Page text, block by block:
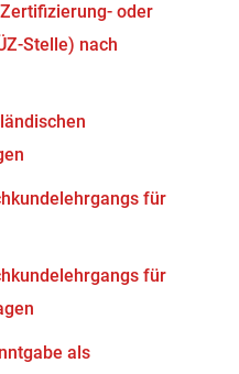
oder
Stelle) nach
für
für
als